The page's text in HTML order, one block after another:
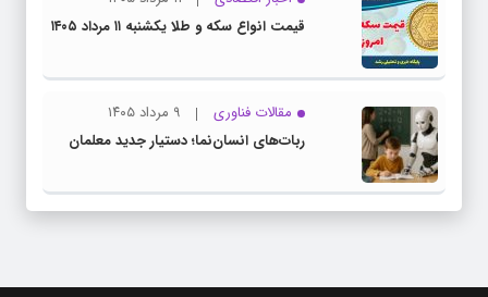
قیمت انواع سکه و طلا یکشنبه ۱۱ مرداد ۱۴۰۵
مقالات فناوری
۹ مرداد ۱۴۰۵
ربات‌های انسان‌نما؛ دستیار جدید معلمان